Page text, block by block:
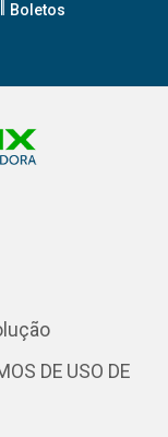
Boletos
DE USO DE